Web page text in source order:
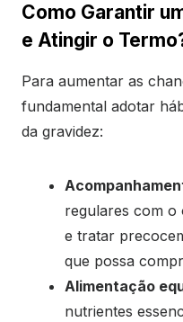
Como Garantir
e Atingir o
Para aumentar as
fundamental adotar
da gravidez:
regulares com o
e tratar
que possa
Alimentação
nutrientes